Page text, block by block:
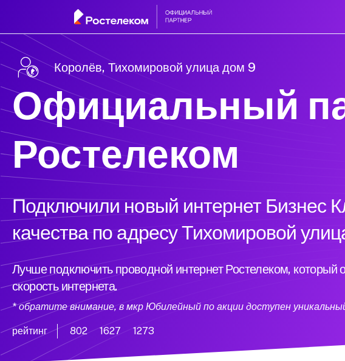
Королёв, Тихомировой улица дом 9
Официальный
Ростелеком
Подключили новый интернет Бизнес
качества по адресу Тихомировой
Лучше подключить проводной интернет Ростелеком,
скорость интернета.
* обратите внимание, в мкр Юбилейный по акции доступен
рейтинг 802 1627 1273